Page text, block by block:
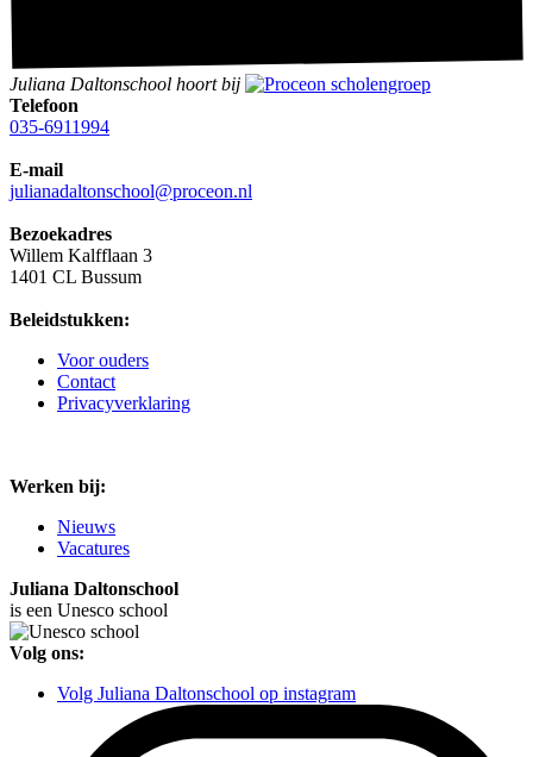
Juliana Daltonschool hoort bij
Telefoon
035-6911994
E-mail
julianadaltonschool@proceon.nl
Bezoekadres
Willem Kalfflaan 3
1401 CL Bussum
Beleidstukken:
Voor ouders
Contact
Privacyverklaring
Werken bij:
Nieuws
Vacatures
Juliana Daltonschool
is een Unesco school
Volg ons:
Volg Juliana Daltonschool op instagram